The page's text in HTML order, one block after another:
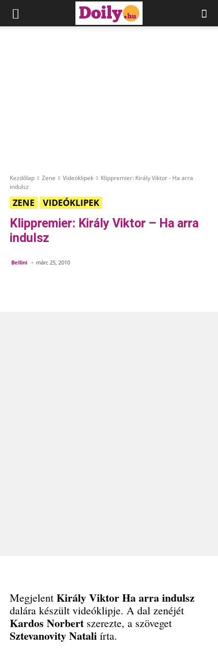
Kezdőlap Zene Videóklipek
Klippremier: Király Viktor - Ha arra
indulsz
ZENE VIDEÓKLIPEK
Klippremier: Király Viktor – Ha arra
indulsz
Bellini - márc 25, 2010
Megjelent Király ViktorHa arra indulsz
dalára készült videóklipje. A dal zenéjét
Kardos Norbert szerezte, a szöveget
Sztevanovity Natali írta.